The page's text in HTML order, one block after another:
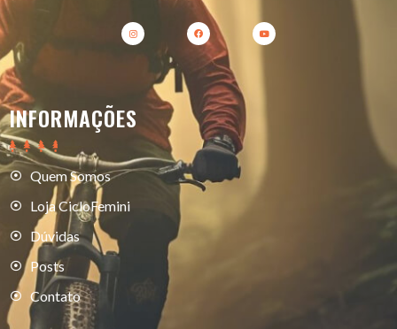
INFORMAÇÕES
Quem Somos
Loja CicloFemini
Dúvidas
Posts
Contato